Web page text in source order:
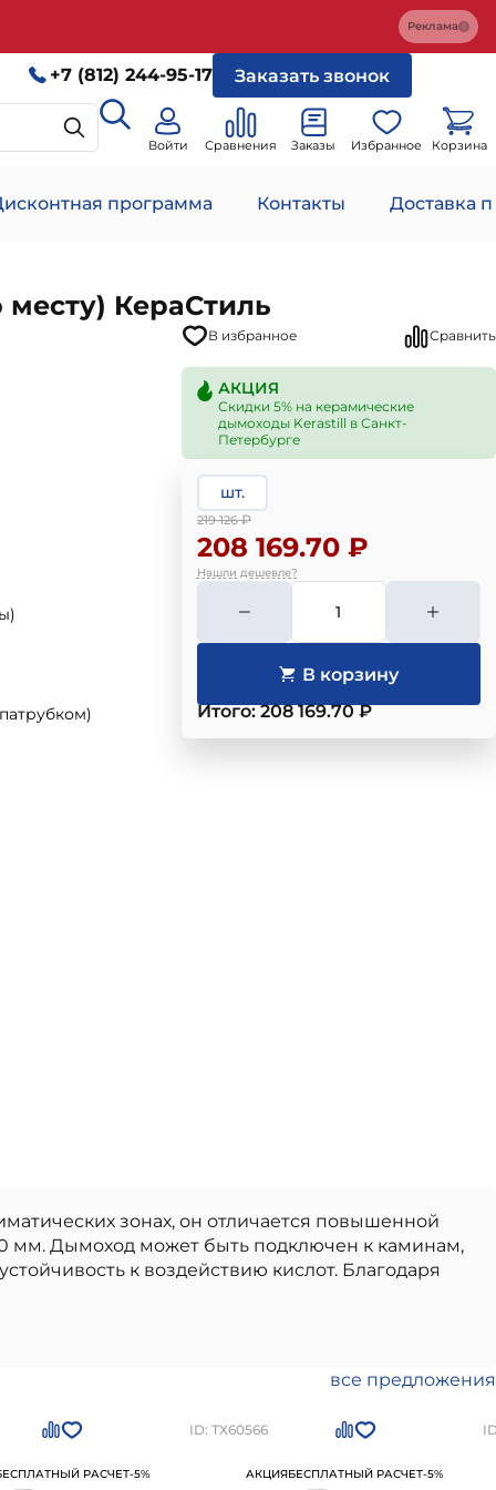
Реклама
+7 (812) 244-95-17 Заказать звонок
Войти Сравнения Заказы Избранное Корзина
программа Контакты Доставка
КераСтиль
В избранное Сравнить
АКЦИЯ
Скидки 5% на керамические
дымоходы Kerastill в Санкт-
Петербурге
шт.
219 126₽
208 169.70 ₽
Нашли дешевле?
Итого: 208 169.70 ₽
зонах, он отличается повышенной
мм. Дымоход может быть подключен к каминам,
к воздействию кислот. Благодаря
от проверенного производителя,
использовании и монтаже.
по цене219126рублей
Вы можете
все предложения
РАСЧЕТ-5%
ID: ТХ60566
АКЦИЯБЕСПЛАТНЫЙ РАСЧЕТ-5%